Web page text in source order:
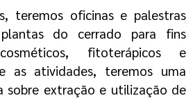
teremos oficinas e palestras
do cerrado para fins
fitoterápicos e
as atividades, teremos uma
sobre extração e utilização de